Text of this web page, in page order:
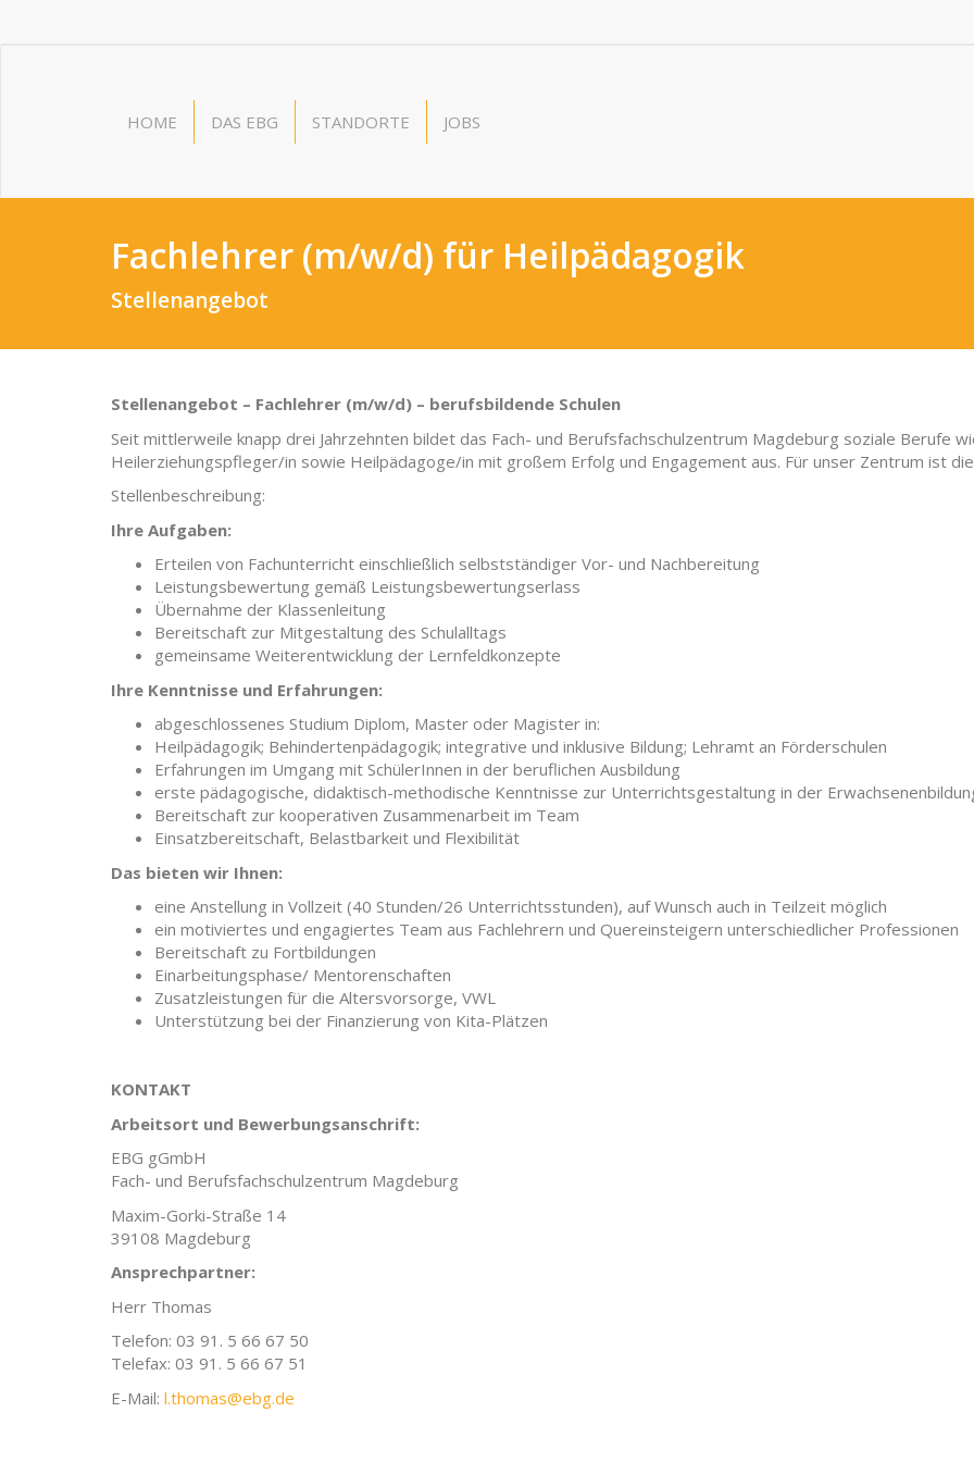
HOME DAS EBG STANDORTE JOBS
Fachlehrer (m/w/d) für Heilpädagogik
Stellenangebot
Stellenangebot – Fachlehrer (m/w/d) – berufsbildende Schulen
Seit mittlerweile knapp drei Jahrzehnten bildet das Fach- und Berufsfachschulzentrum Magdeburg soziale Berufe
Heilerziehungspfleger/in sowie Heilpädagoge/in mit großem Erfolg und Engagement aus. Für unser Zentrum ist
Stellenbeschreibung:
Ihre Aufgaben:
Erteilen von Fachunterricht einschließlich selbstständiger Vor- und Nachbereitung
Leistungsbewertung gemäß Leistungsbewertungserlass
Übernahme der Klassenleitung
Bereitschaft zur Mitgestaltung des Schulalltags
gemeinsame Weiterentwicklung der Lernfeldkonzepte
Ihre Kenntnisse und Erfahrungen:
abgeschlossenes Studium Diplom, Master oder Magister in:
Heilpädagogik; Behindertenpädagogik; integrative und inklusive Bildung; Lehramt an Förderschulen
Erfahrungen im Umgang mit SchülerInnen in der beruflichen Ausbildung
erste pädagogische, didaktisch-methodische Kenntnisse zur Unterrichtsgestaltung in der
Bereitschaft zur kooperativen Zusammenarbeit im Team
Einsatzbereitschaft, Belastbarkeit und Flexibilität
Das bieten wir Ihnen:
eine Anstellung in Vollzeit (40 Stunden/26 Unterrichtsstunden), auf Wunsch auch in Teilzeit möglich
ein motiviertes und engagiertes Team aus Fachlehrern und Quereinsteigern unterschiedlicher Professionen
Bereitschaft zu Fortbildungen
Einarbeitungsphase/ Mentorenschaften
Zusatzleistungen für die Altersvorsorge, VWL
Unterstützung bei der Finanzierung von Kita-Plätzen
KONTAKT
Arbeitsort und Bewerbungsanschrift:
EBG gGmbH
Fach- und Berufsfachschulzentrum Magdeburg
Maxim-Gorki-Straße 14
39108 Magdeburg
Ansprechpartner:
Herr Thomas
Telefon: 03 91. 5 66 67 50
Telefax: 03 91. 5 66 67 51
E-Mail: l.thomas@ebg.de